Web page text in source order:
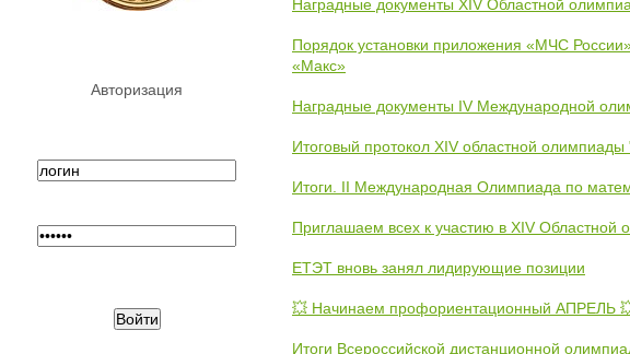
Авторизация
Наградные документы XIV Областной
Порядок установки приложения «МЧС
«Макс»
Наградные документы IV Международной
Итоговый протокол XIV областной
Итоги. II Международная Олимпиада по
Приглашаем всех к участию в XIV Областной
ЕТЭТ вновь занял лидирующие позиции
💥 Начинаем профориентационный АПРЕЛЬ
Итоги Всероссийской дистанционной